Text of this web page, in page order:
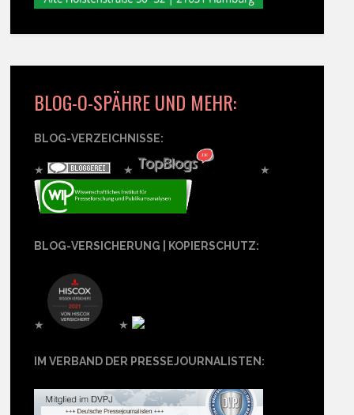
BLOG-O-SPÄHRE UND MEHR:
BLOG-VERZEICHNISSE:
★ ★ ★
BLOG-VERSICHERUNG | KOPIERSCHUTZ:
★ ★
IM VERBAND DER PRESSEJOURNALISTEN: